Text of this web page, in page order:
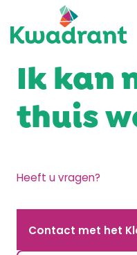
Ik kan
thuis
Heeft u vragen?
Contact met het